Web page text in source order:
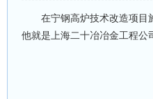
在宁钢高炉技术改造项目
他就是上海二十冶冶金工程